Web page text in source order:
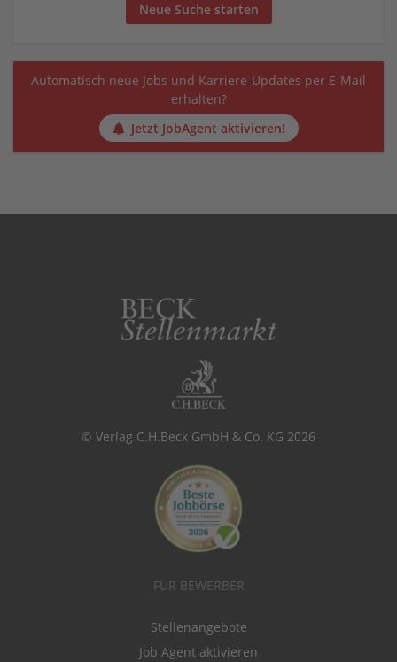
Neue Suche starten
Automatisch neue Jobs und Karriere-Updates per E-Mail
erhalten?
Jetzt JobAgent aktivieren!
© Verlag C.H.Beck GmbH & Co. KG 2026
FÜR BEWERBER
Stellenangebote
Job Agent aktivieren